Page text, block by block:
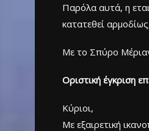
Παρόλα αυτά, η
κατατεθεί
Με το Σπύρο
Οριστική έγκριση
Kύριοι,
Με εξαιρετική